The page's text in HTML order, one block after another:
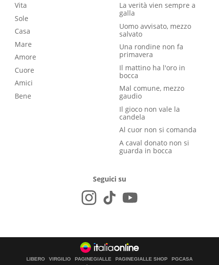
Vita
Sole
Casa
Mare
Amore
Cuore
Amici
Bene
La verità vien sempre a
galla
Uomo avvisato, mezzo
salvato
Una rondine non fa
primavera
Il mattino ha l'oro in
bocca
Mal comune, mezzo
gaudio
Il gioco non vale la
candela
Al cuor non si comanda
A caval donato non si
guarda in bocca
Seguici su
LIBERO VIRGILIO PAGINEGIALLE PAGINEGIALLE SHOP PGCASA